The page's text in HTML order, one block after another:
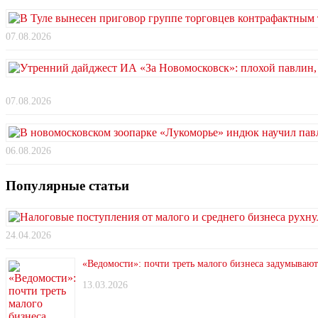
07.08.2026
07.08.2026
06.08.2026
Популярные статьи
24.04.2026
«Ведомости»: почти треть малого бизнеса
13.03.2026